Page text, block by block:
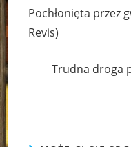
articles
Pochłonięta przez
Revis)
Trudna droga